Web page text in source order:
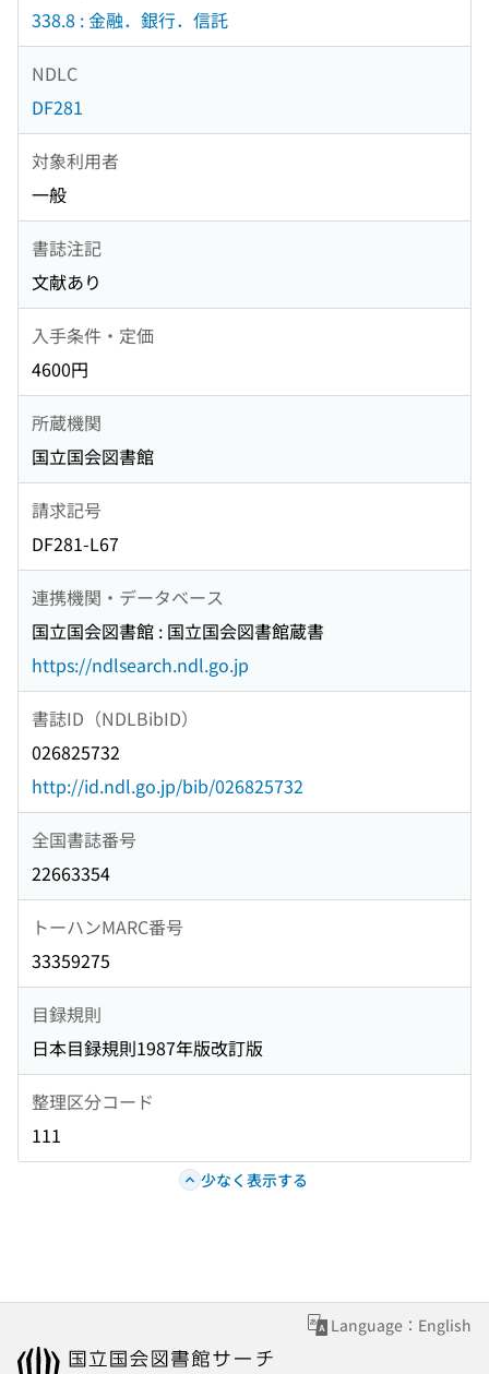
338.8 : 金融．銀行．信託
NDLC
DF281
対象利用者
一般
書誌注記
文献あり
入手条件・定価
4600円
所蔵機関
国立国会図書館
請求記号
DF281-L67
連携機関・データベース
国立国会図書館 : 国立国会図書館蔵書
https://ndlsearch.ndl.go.jp
書誌ID（NDLBibID）
026825732
http://id.ndl.go.jp/bib/026825732
全国書誌番号
22663354
トーハンMARC番号
33359275
目録規則
日本目録規則1987年版改訂版
整理区分コード
111
少なく表示する
Language：English